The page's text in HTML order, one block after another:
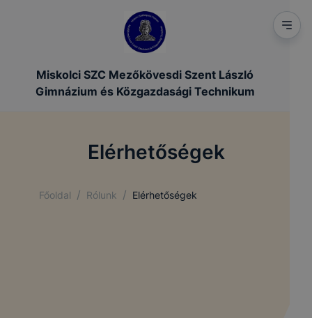
Miskolci SZC Mezőkövesdi Szent László
Gimnázium és Közgazdasági Technikum
Elérhetőségek
Főoldal / Rólunk / Elérhetőségek